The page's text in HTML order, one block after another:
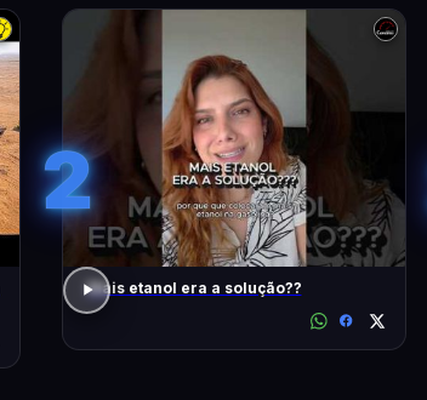
2
Mais etanol era a solução??